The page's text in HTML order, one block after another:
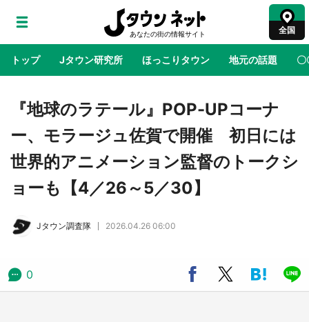
全国
トップ Jタウン研究所 ほっこりタウン 地元の話題 〇
地域×二次元 絶景 あの時はありがとう 物語がはじ
鳥取・境港「ゲゲゲの妖怪楽園」限定だった鬼
太郎グッズ買える 銀座・博品館TOY PARKへ
急げ【8／8～31】
公式プロモ動画で「聖地」が生産されてます
『薬屋のひとりごと』の〝舞〟の世界に入り込
む 六本木ヒルズ展望台でコラボ、本邦初公開
『地球のラテール』POP-UPコーナ
ー、モラージュ佐賀で開催 初日には
世界的アニメーション監督のトークシ
ョーも【4／26～5／30】
Jタウン調査隊 2026.04.26 06:00
0